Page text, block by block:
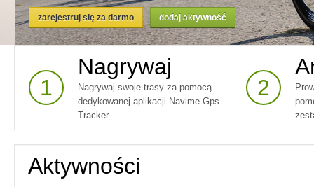
1
Nagrywaj
Nagrywaj swoje trasy za pomocą
dedykowanej aplikacji Navime Gps
Tracker.
2
Aktywności